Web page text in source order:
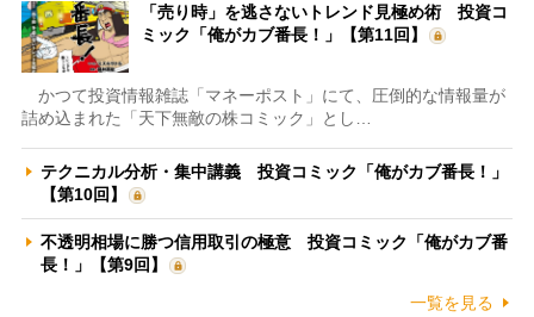
「売り時」を逃さないトレンド見極め術 投資コ
ミック「俺がカブ番長！」【第11回】
かつて投資情報雑誌「マネーポスト」にて、圧倒的な情報量が
詰め込まれた「天下無敵の株コミック」とし…
テクニカル分析・集中講義 投資コミック「俺がカブ番長！」
【第10回】
不透明相場に勝つ信用取引の極意 投資コミック「俺がカブ番
長！」【第9回】
一覧を見る